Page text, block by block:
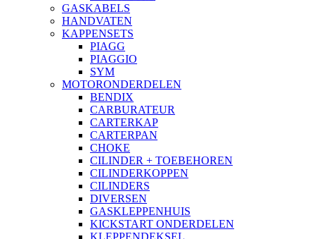
GASKABELS
HANDVATEN
KAPPENSETS
PIAGG
PIAGGIO
SYM
MOTORONDERDELEN
BENDIX
CARBURATEUR
CARTERKAP
CARTERPAN
CHOKE
CILINDER + TOEBEHOREN
CILINDERKOPPEN
CILINDERS
DIVERSEN
GASKLEPPENHUIS
KICKSTART ONDERDELEN